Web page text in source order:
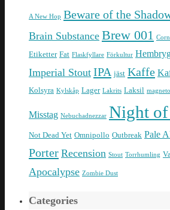
A New Hop Beware of the
Brain Substance Brew 001
Etiketter Fat Flaskfyllare Förkultur
Imperial Stout IPA jäst Kaffe
Kolsyra Kylskåp Lager Lakrits Laksil
Misstag Nebuchadnezzar Night
Not Dead Yet Omnipollo Outbreak Pale
Porter Recension Stout Torrhumling
Apocalypse Zombie Dust
Categories